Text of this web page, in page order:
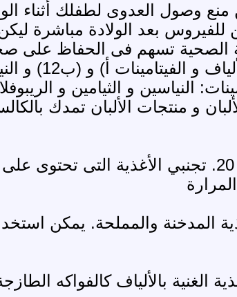
للفيروس بعد الولادة مباشرة
الصحية تسهم فى الحفاظ على
النياسين و الثيامين و
19. ليكن غذاؤك متوازنا 20. تجنبي
المدخنة والمملحة. يمكن